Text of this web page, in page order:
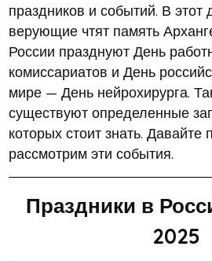
праздников и событий. В
верующие чтят память
России празднуют День
комиссариатов и День
мире — День нейрохирурга.
существуют определенные
которых стоит знать. Давайте
рассмотрим эти события.
Праздники в
2025